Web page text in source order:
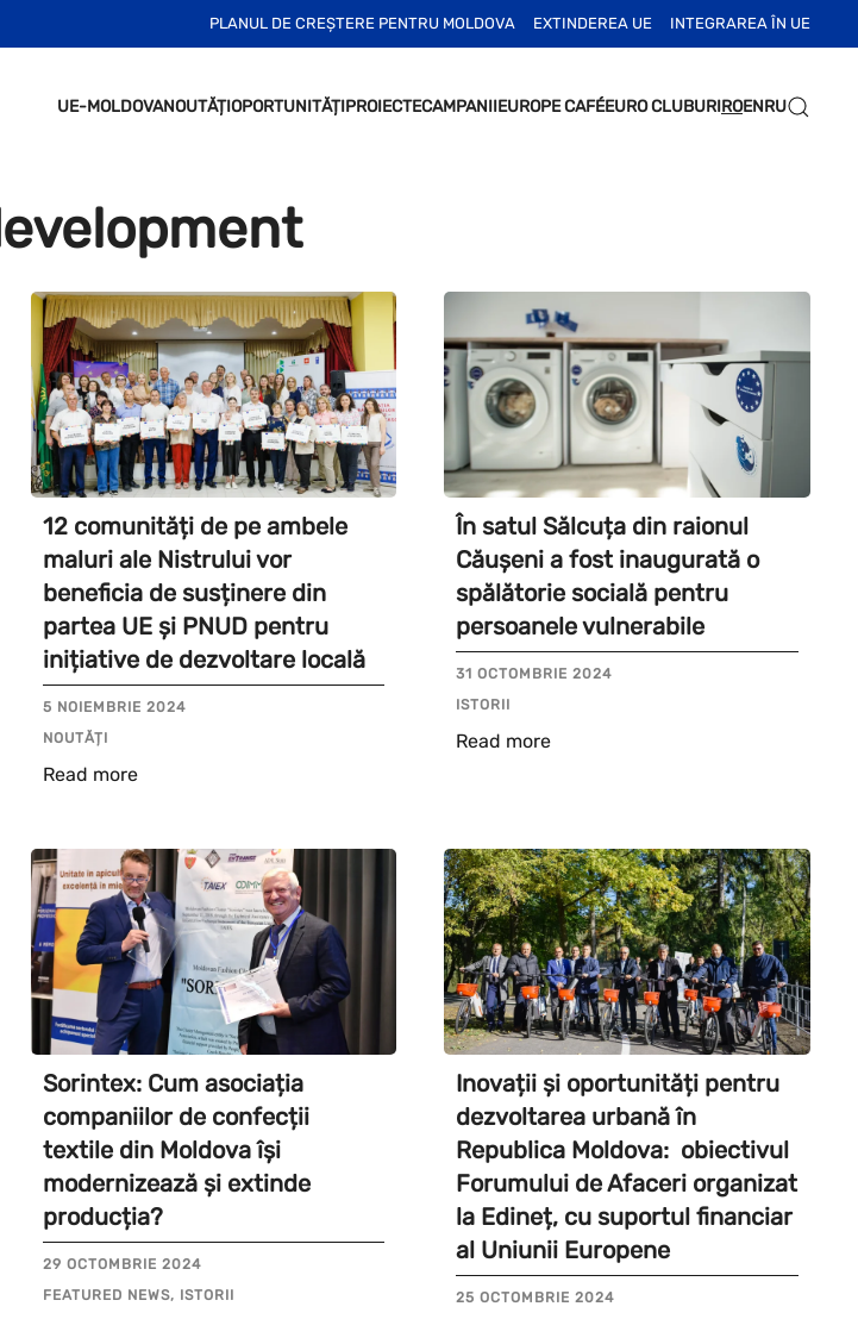
PLANUL DE CREȘTERE PENTRU MOLDOVA EXTINDEREA UE INTEGRAREA ÎN UE
UE-MOLDOVANOUTĂȚIOPORTUNITĂȚIPROIECTECAMPANIIEUROPE CAFÉEURO CLUBURIROENRU
12 comunități de pe ambele
maluri ale Nistrului vor
beneficia de susținere din
partea UE și PNUD pentru
inițiative de dezvoltare locală
5 NOIEMBRIE 2024
NOUTĂȚI
Read more
În satul Sălcuța din raionul
Căușeni a fost inaugurată o
spălătorie socială pentru
persoanele vulnerabile
31 OCTOMBRIE 2024
ISTORII
Read more
Sorintex: Cum asociația
companiilor de confecții
textile din Moldova își
modernizează și extinde
producția?
29 OCTOMBRIE 2024
FEATURED NEWS, ISTORII
Inovații și oportunități pentru
dezvoltarea urbană în
Republica Moldova: obiectivul
Forumului de Afaceri organizat
la Edineț, cu suportul financiar
al Uniunii Europene
25 OCTOMBRIE 2024